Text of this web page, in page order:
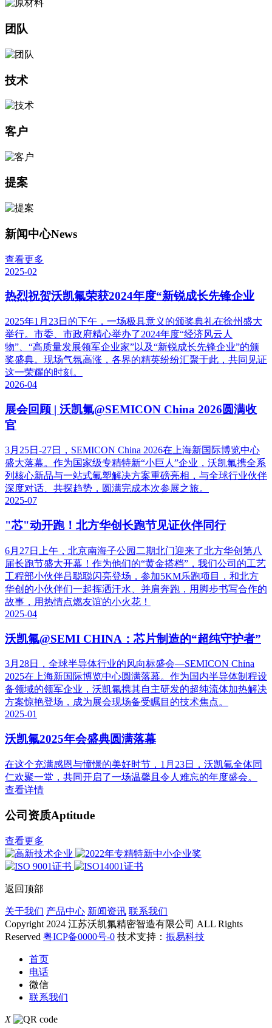
团队
技术
客户
提案
新闻中心News
查看更多
2025-02
热烈祝贺沃凯氟荣获2024年度“新锐成长先锋企业
2025年1月23日的下午，一场极具意义的颁奖典礼在徐州盛大
举行。市委、市政府精心举办了2024年度“经济风云人
物”、“高质量发展领军企业家”以及“新锐成长先锋企业”的颁
奖盛典。现场气氛高涨，各界的精英纷纷汇聚于此，共同见证
这一荣耀的时刻。
2026-04
展会回顾 | 沃凯氟@SEMICON China 2026圆满收
官
3月25日-27日，SEMICON China 2026在上海新国际博览中心
盛大落幕。作为国家级专精特新“小巨人”企业，沃凯氟携全系
列核心新品与一站式氟塑解决方案重磅亮相，与全球行业伙伴
深度对话、共探趋势，圆满完成本次参展之旅。
2025-07
"芯"动开跑！北方华创长跑节见证伙伴同行
6月27日上午，北京南海子公园二期北门迎来了北方华创第八
届长跑节盛大开幕！作为他们的“黄金搭档”，我们公司的工艺
工程部小伙伴吕聪聪闪亮登场，参加5KM乐跑项目，和北方
华创的小伙伴们一起挥洒汗水、并肩奔跑，用脚步书写合作的
故事，用热情点燃友谊的小火花！
2025-04
沃凯氟@SEMI CHINA：芯片制造的“超纯守护者”
3月28日，全球半导体行业的风向标盛会—SEMICON China
2025在上海新国际博览中心圆满落幕。作为国内半导体制程设
备领域的领军企业，沃凯氟携其自主研发的超纯流体加热解决
方案惊艳登场，成为展会现场备受瞩目的技术焦点。
2025-01
沃凯氟2025年会盛典圆满落幕
在这个充满感恩与憧憬的美好时节，1月23日，沃凯氟全体同
仁欢聚一堂，共同开启了一场温馨且令人难忘的年度盛会。
查看详情
公司资质Aptitude
查看更多
返回顶部
关于我们 产品中心 新闻资讯 联系我们
Copyright 2024 江苏沃凯氟精密智造有限公司 ALL Rights
Reserved 粤ICP备0000号-0 技术支持： 振易科技
首页
电话
微信
联系我们
X